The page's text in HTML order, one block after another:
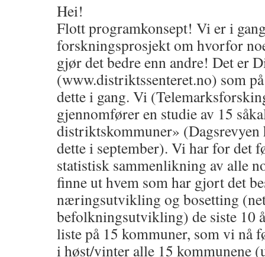
Hei!
Flott programkonsept! Vi er i
forskningsprosjekt om hvorfor
gjør det bedre enn andre! Det er
(www.distriktssenteret.no) som
dette i gang. Vi
gjennomfører en studie av 15
distriktskommuner» (Dagsrevyen
dette i september). Vi har for det
statistisk sammenlikning av alle
finne ut hvem som har gjort det
næringsutvikling og bosetting
befolkningsutvikling) de siste 10
liste på 15 kommuner, som vi nå
i høst/vinter alle 15 kommunene